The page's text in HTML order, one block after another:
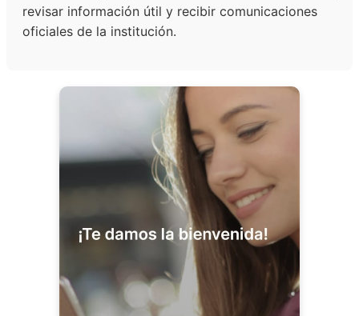
revisar información útil y recibir comunicaciones
oficiales de la institución.